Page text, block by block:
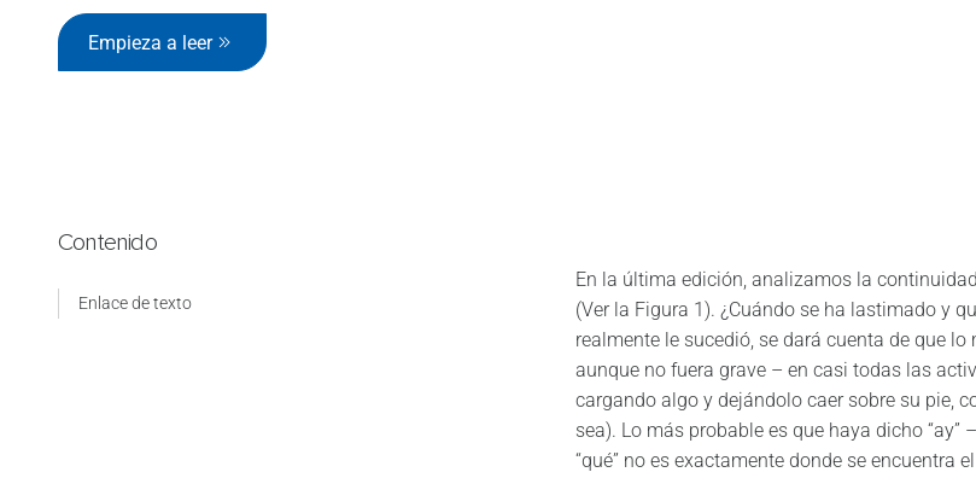
Empieza a leer
Contenido
Enlace de texto
En la última edición, analizamos la
(Ver la Figura 1). ¿Cuándo se ha lastimado y
realmente le sucedió, se dará cuenta de que
aunque no fuera grave – en casi todas las
cargando algo y dejándolo caer sobre su pie,
sea). Lo más probable es que haya dicho
“qué” no es exactamente donde se